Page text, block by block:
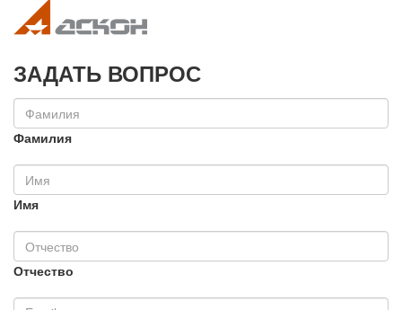
ЗАДАТЬ ВОПРОС
Фамилия
Имя
Отчество